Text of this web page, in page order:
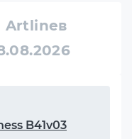
Artlineв
B41v03